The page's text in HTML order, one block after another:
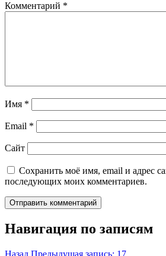
Комментарий *
Имя *
Email *
Сайт
Сохранить моё имя, email и адрес
последующих моих комментариев.
Навигация по записям
Назад Предыдущая запись: 17